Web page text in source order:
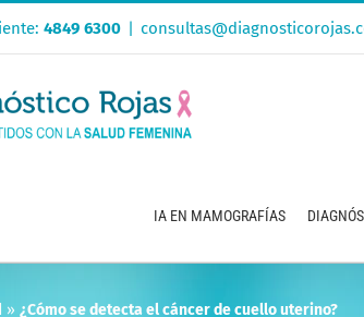
4849 6300 |
IA EN MAMOGRAFÍAS
» ¿Cómo se detecta el cáncer de cuello uterino?